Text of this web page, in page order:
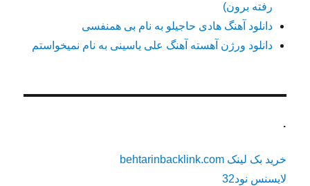
رفته برون)
دانلود آهنگ هادی حاجیلو به نام بی همنفسی
دانلود ورژن آهسته آهنگ علی یاسینی به نام نمیخواستم
.
خرید بک لینک behtarinbacklink.com
لایسنس نود32